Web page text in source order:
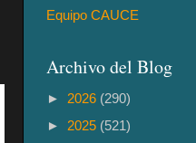
Equipo CAUCE
Archivo del Blog
► 2026 (290)
► 2025 (521)